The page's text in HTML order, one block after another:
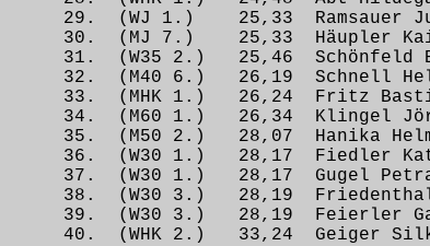
29. (WJ 1.) 25,33
30. (MJ 7.) 25,33
31. (W35 2.) 25,46
32. (M40 6.) 26,19 Schnell
33. (MHK 1.) 26,24 Fritz
34. (M60 1.) 26,34
35. (M50 2.) 28,07 Hanika
36. (W30 1.) 28,17 Fiedler
37. (W30 1.) 28,17 Gugel
38. (W30 3.) 28,19
39. (W30 3.) 28,19
40. (WHK 2.) 33,24